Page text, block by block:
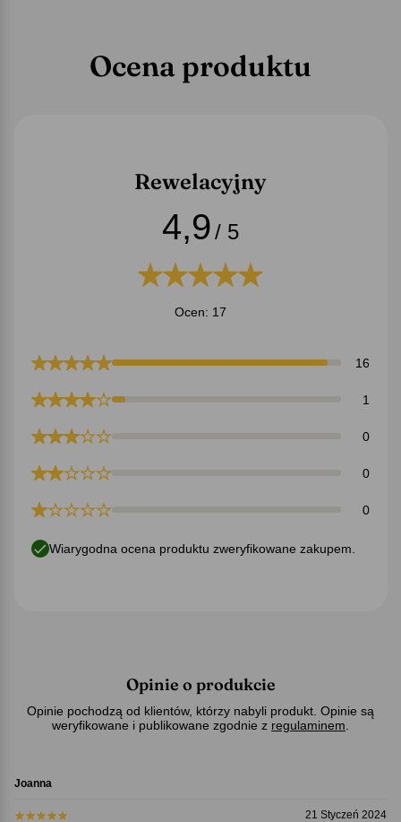
Ocena produktu
Rewelacyjny
4,9/ 5
Ocen: 17
16
1
0
0
0
Wiarygodna ocena produktu zweryfikowane zakupem.
Opinie o produkcie
Opinie pochodzą od klientów, którzy nabyli produkt. Opinie są
weryfikowane i publikowane zgodnie z regulaminem
Joanna
21 Styczeń 2024